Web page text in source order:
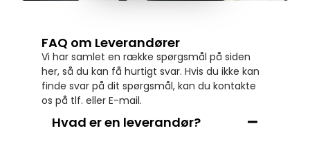
FAQ om Leverandører
Vi har samlet en række spørgsmål på siden
her, så du kan få hurtigt svar. Hvis du ikke kan
finde svar på dit spørgsmål, kan du kontakte
os på tlf. eller E-mail.
Hvad er en leverandør?